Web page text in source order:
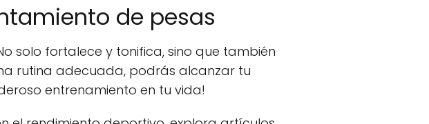
de pesas
solo fortalece y tonifica, sino que también
rutina adecuada, podrás alcanzar tu
entrenamiento en tu vida!